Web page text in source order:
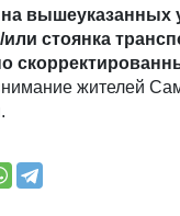
на вышеуказанных
или стоянка
жителей